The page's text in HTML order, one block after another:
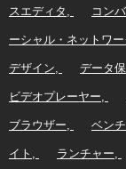
スエディタ コン
ーシャル・ネットワー
デザイン データ
ビデオプレーヤー
ブラウザー ベン
イト ランチャー